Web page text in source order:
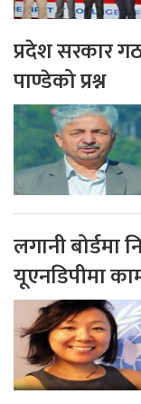
प्रदेश सरकार
पाण्डेको प्रश्न
लगानी बोर्डमा
यूएनडिपीमा